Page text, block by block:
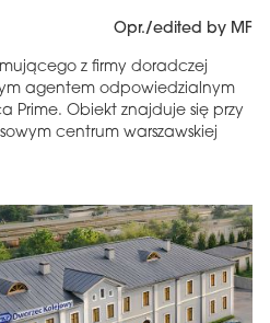
Opr./edited by MF
z firmy doradczej
agentem odpowiedzialnym
Prime. Obiekt znajduje się przy
centrum warszawskiej